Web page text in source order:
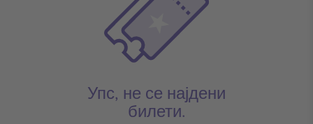
Упс, не се најдени
билети.